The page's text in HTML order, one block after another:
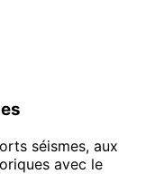
séismes, aux
avec le